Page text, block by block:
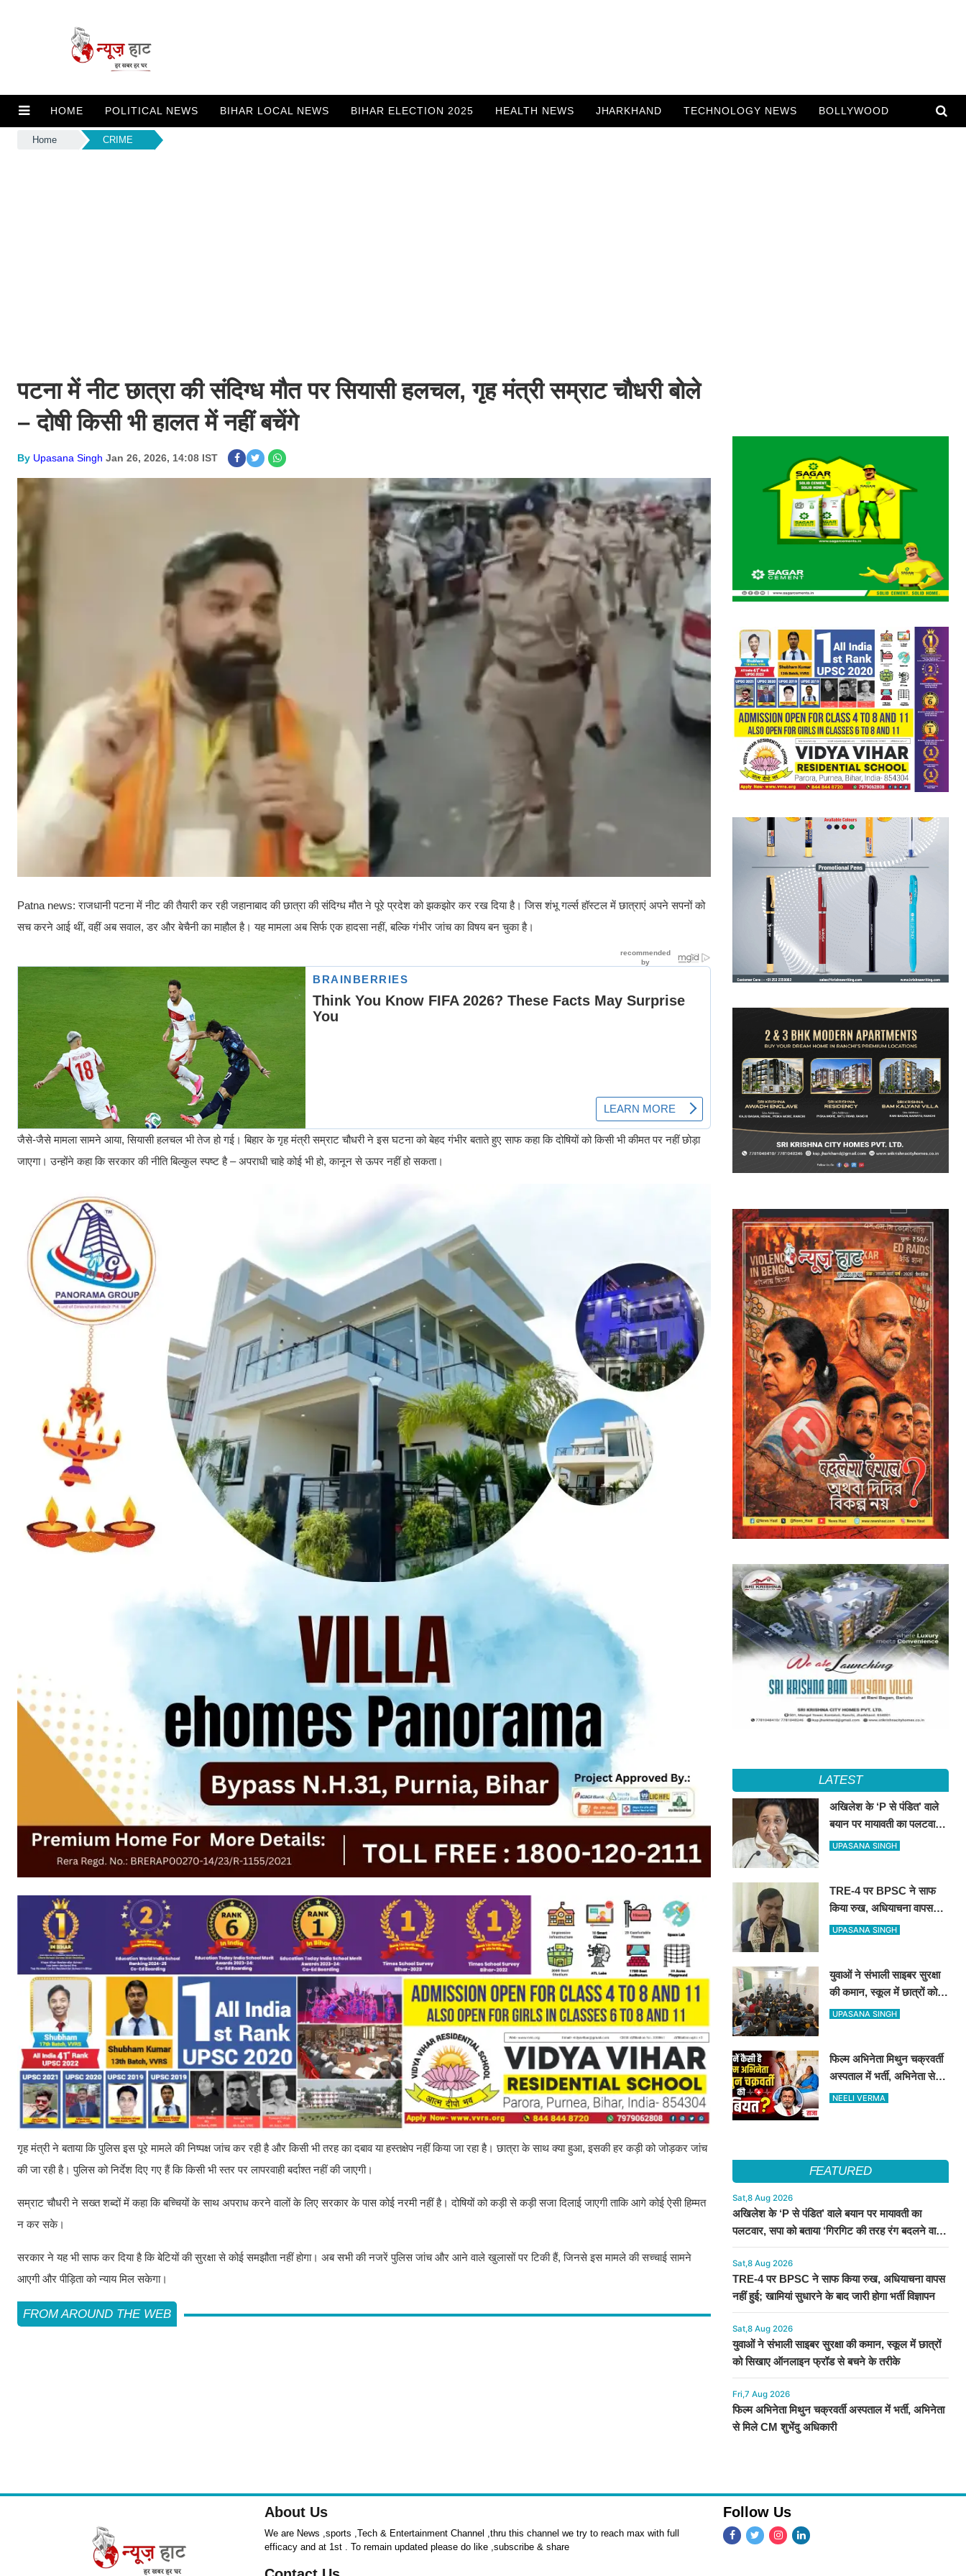
HOME POLITICAL NEWS BIHAR LOCAL NEWS BIHAR ELECTION 2025 HEALTH NEWS JHARKHAND TECHNOLOGY NEWS BOLLYWOOD
Home CRIME
पटना में नीट छात्रा की संदिग्ध मौत पर सियासी हलचल, गृह मंत्री सम्राट चौधरी बोले
– दोषी किसी भी हालत में नहीं बचेंगे
By Upasana Singh Jan 26, 2026, 14:08 IST
Patna news: राजधानी पटना में नीट की तैयारी कर रही जहानाबाद की छात्रा की संदिग्ध मौत ने पूरे प्रदेश को झकझोर कर रख दिया है। जिस शंभू गर्ल्स हॉस्टल में छात्राएं अपने सपनों को
सच करने आई थीं, वहीं अब सवाल, डर और बेचैनी का माहौल है। यह मामला अब सिर्फ एक हादसा नहीं, बल्कि गंभीर जांच का विषय बन चुका है।
जैसे-जैसे मामला सामने आया, सियासी हलचल भी तेज हो गई। बिहार के गृह मंत्री सम्राट चौधरी ने इस घटना को बेहद गंभीर बताते हुए साफ कहा कि दोषियों को किसी भी कीमत पर नहीं छोड़ा
जाएगा। उन्होंने कहा कि सरकार की नीति बिल्कुल स्पष्ट है – अपराधी चाहे कोई भी हो, कानून से ऊपर नहीं हो सकता।
गृह मंत्री ने बताया कि पुलिस इस पूरे मामले की निष्पक्ष जांच कर रही है और किसी भी तरह का दबाव या हस्तक्षेप नहीं किया जा रहा है। छात्रा के साथ क्या हुआ, इसकी हर कड़ी को जोड़कर जांच
की जा रही है। पुलिस को निर्देश दिए गए हैं कि किसी भी स्तर पर लापरवाही बर्दाश्त नहीं की जाएगी।
सम्राट चौधरी ने सख्त शब्दों में कहा कि बच्चियों के साथ अपराध करने वालों के लिए सरकार के पास कोई नरमी नहीं है। दोषियों को कड़ी से कड़ी सजा दिलाई जाएगी ताकि आगे कोई ऐसी हिम्मत
न कर सके।
सरकार ने यह भी साफ कर दिया है कि बेटियों की सुरक्षा से कोई समझौता नहीं होगा। अब सभी की नजरें पुलिस जांच और आने वाले खुलासों पर टिकी हैं, जिनसे इस मामले की सच्चाई सामने
आएगी और पीड़िता को न्याय मिल सकेगा।
FROM AROUND THE WEB
LATEST
अखिलेश के ‘P से पंडित’ वाले
बयान पर मायावती का पलटवार,
सपा को बताया ‘गिरगिट की तरह
UPASANA SINGH
TRE-4 पर BPSC ने साफ
किया रुख, अधियाचना वापस
नहीं हुई; खामियां सुधारने के बाद
UPASANA SINGH
युवाओं ने संभाली साइबर सुरक्षा
की कमान, स्कूल में छात्रों को
सिखाए ऑनलाइन फ्रॉड से
UPASANA SINGH
फिल्म अभिनेता मिथुन चक्रवर्ती
अस्पताल में भर्ती, अभिनेता से
मिले CM शुभेंदु अधिकारी
NEELI VERMA
FEATURED
Sat,8 Aug 2026
अखिलेश के ‘P से पंडित’ वाले बयान पर मायावती का
पलटवार, सपा को बताया ‘गिरगिट की तरह रंग बदलने वाली
पार्टी’
Sat,8 Aug 2026
TRE-4 पर BPSC ने साफ किया रुख, अधियाचना वापस
नहीं हुई; खामियां सुधारने के बाद जारी होगा भर्ती विज्ञापन
Sat,8 Aug 2026
युवाओं ने संभाली साइबर सुरक्षा की कमान, स्कूल में छात्रों
को सिखाए ऑनलाइन फ्रॉड से बचने के तरीके
Fri,7 Aug 2026
फिल्म अभिनेता मिथुन चक्रवर्ती अस्पताल में भर्ती, अभिनेता
से मिले CM शुभेंदु अधिकारी
About Us
We are News ,sports ,Tech & Entertainment Channel ,thru this channel we try to reach max with full
efficacy and at 1st . To remain updated please do like ,subscribe & share
Follow Us